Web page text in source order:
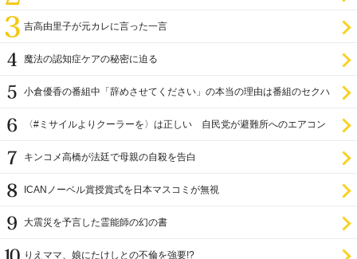
吉高由里子が元カレに言った一言
魔法の認知症ケアの秘密に迫る
小倉優香の番組中「辞めさせてください」の本当の理由は番組のセクハ
〈#ミサイルよりクーラーを〉は正しい 自民党が避難所へのエアコン
キンコメ高橋が法廷で母親の自殺を告白
ICANノーベル賞授賞式を日本マスコミが無視
大震災を予言した霊能師の幻の書
りえママ、娘にたけしとの不倫を強要!?